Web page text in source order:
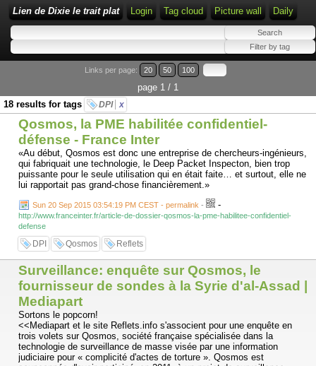
Lien de Dixie le trait plat Login Tag cloud Picture wall Daily
Links per page: 20 50 100
page 1 / 1
18 results for tags
DPI x
Qosmos, la PME habilitée confidentiel-
défense - France Inter
«Au début, Qosmos est donc une entreprise de chercheurs-ingénieurs,
qui fabriquait une technologie, le Deep Packet Inspecton, bien trop
puissante pour le seule utilisation qui en était faite… et surtout, elle ne
lui rapportait pas grand-chose financièrement.»
Sun 20 Sep 2015 03:54:19 PM CEST - permalink - -
http://www.franceinter.fr/article-de-dossier-qosmos-la-pme-habilitee-confidentiel-
defense
DPI Qosmos Reflets
Surveillance: enquête sur Qosmos, le
fournisseur de sondes à la Syrie d'al-Assad |
Mediapart
Sortons le popcorn!
<<Mediapart et le site Reflets.info s'associent pour une enquête en
trois volets sur Qosmos, société française spécialisée dans la
technologie de surveillance de masse visée par une information
judiciaire pour « complicité d'actes de torture ». Qosmos est